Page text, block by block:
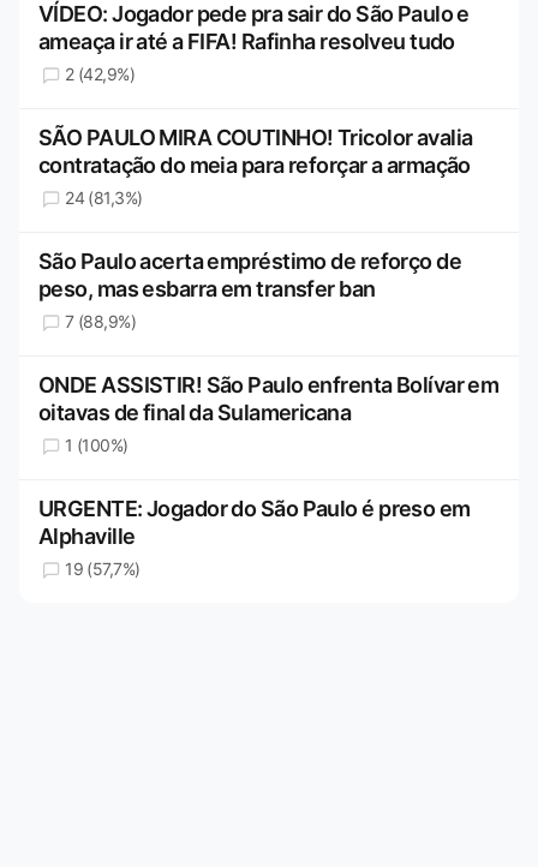
VÍDEO: Jogador pede pra sair do São Paulo e
ameaça ir até a FIFA! Rafinha resolveu tudo
2 (42,9%)
SÃO PAULO MIRA COUTINHO! Tricolor avalia
contratação do meia para reforçar a armação
24 (81,3%)
São Paulo acerta empréstimo de reforço de
peso, mas esbarra em transfer ban
7 (88,9%)
ONDE ASSISTIR! São Paulo enfrenta Bolívar em
oitavas de final da Sulamericana
1 (100%)
URGENTE: Jogador do São Paulo é preso em
Alphaville
19 (57,7%)